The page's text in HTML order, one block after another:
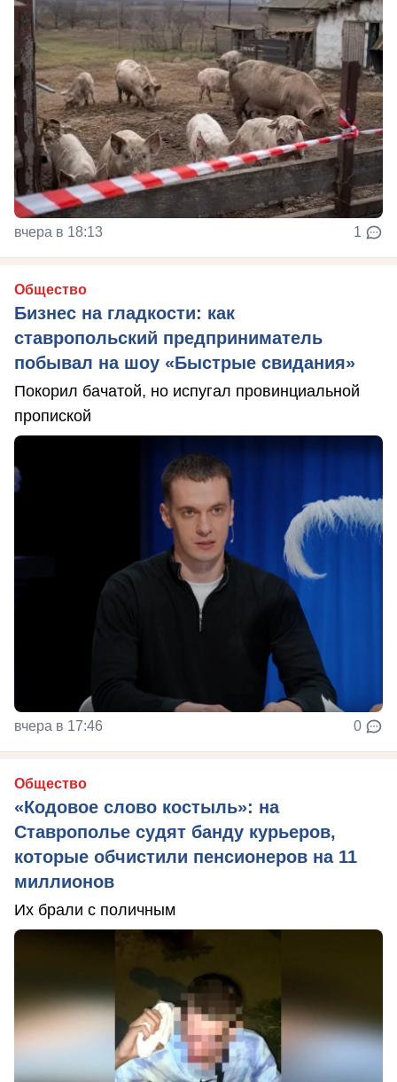
вчера в 18:13 1
Общество
Бизнес на гладкости: как
ставропольский предприниматель
побывал на шоу «Быстрые свидания»
Покорил бачатой, но испугал провинциальной
пропиской
вчера в 17:46 0
Общество
«Кодовое слово костыль»: на
Ставрополье судят банду курьеров,
которые обчистили пенсионеров на 11
миллионов
Их брали с поличным